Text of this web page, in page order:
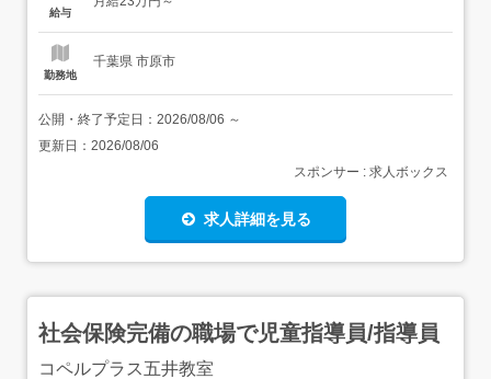
件昇給賞与年2回(8月・12月)資格手当あり所長や副所長...
給与
勤務地
千葉県 市原市
公開・終了予定日： 2026/08/06 ～
更新日： 2026/08/06
スポンサー : 求人ボックス
求人詳細を見る
社会保険完備の職場で児童指導員/指導員
コペルプラス五井教室